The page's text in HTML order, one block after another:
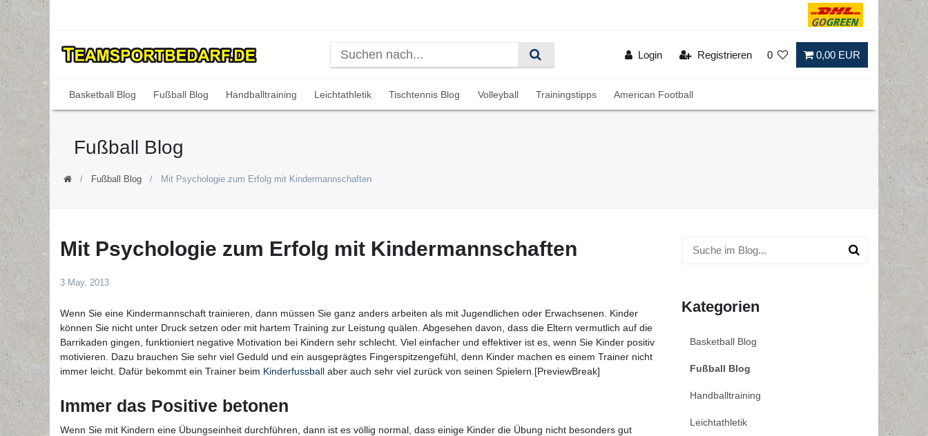
Login Registrieren 0 0,00 EUR
Basketball Blog Fußball Blog Handballtraining Leichtathletik Tischtennis Blog Volleyball Trainingstipps American Football
Fußball Blog
Fußball Blog Mit Psychologie zum Erfolg mit Kindermannschaften
Mit Psychologie zum Erfolg mit Kindermannschaften
3 May, 2013
Wenn Sie eine Kindermannschaft trainieren, dann müssen Sie ganz anders arbeiten als mit Jugendlichen oder Erwachsenen. Kinder
können Sie nicht unter Druck setzen oder mit hartem Training zur Leistung quälen. Abgesehen davon, dass die Eltern vermutlich auf die
Barrikaden gingen, funktioniert negative Motivation bei Kindern sehr schlecht. Viel einfacher und effektiver ist es, wenn Sie Kinder positiv
motivieren. Dazu brauchen Sie sehr viel Geduld und ein ausgeprägtes Fingerspitzengefühl, denn Kinder machen es einem Trainer nicht
immer leicht. Dafür bekommt ein Trainer beim Kinderfussball aber auch sehr viel zurück von seinen Spielern.[PreviewBreak]
Immer das Positive betonen
Wenn Sie mit Kindern eine Übungseinheit durchführen, dann ist es völlig normal, dass einige Kinder die Übung nicht besonders gut
Kategorien
Basketball Blog
Fußball Blog
Handballtraining
Leichtathletik